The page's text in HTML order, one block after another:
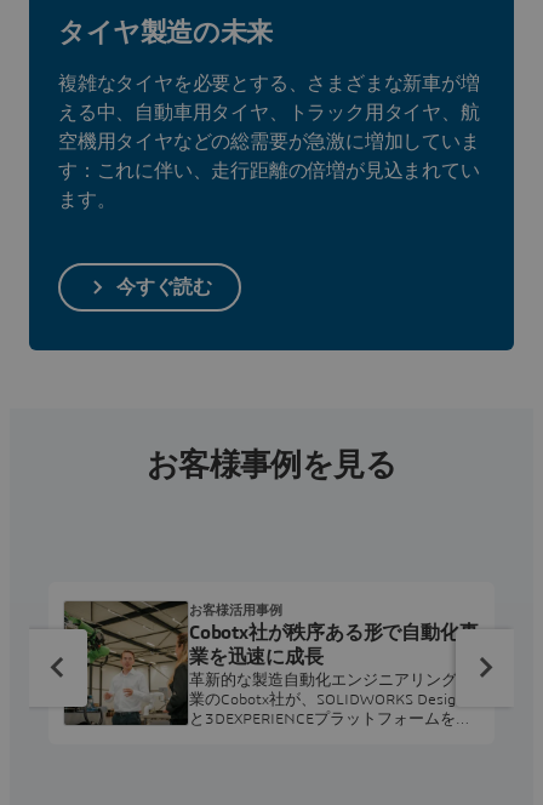
タイヤ製造の未来
複雑なタイヤを必要とする、さまざまな新車が増
える中、自動車用タイヤ、トラック用タイヤ、航
空機用タイヤなどの総需要が急激に増加していま
す：これに伴い、走行距離の倍増が見込まれてい
ます。
今すぐ読む
お客様事例を見る
Cobotx社が秩序ある形で自動化事
業を迅速に成長
革新的な製造自動化エンジニアリング企
業のCobotx社が、SOLIDWORKS Design
と3DEXPERIENCEプラットフォームを導
お客様活用事例